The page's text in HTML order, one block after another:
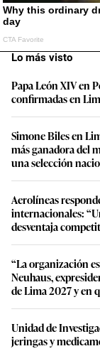
Lo más visto
Papa León XIV en
confirmadas en
Simone Biles en
más ganadora del
una selección
Aerolíneas
internacionales:
desventaja
“La organización
Neuhaus,
de Lima 2027 y en
Unidad de
jeringas y